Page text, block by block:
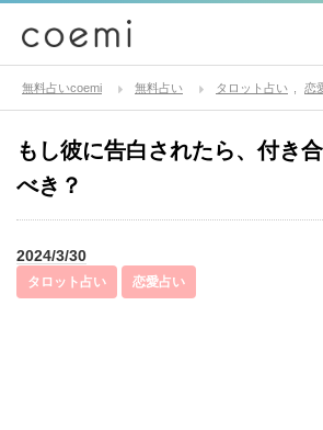
無料占いcoemi 無料占い タロット占い 恋
もし彼に告白されたら、付き
べき？
2024/3/30
タロット占い 恋愛占い